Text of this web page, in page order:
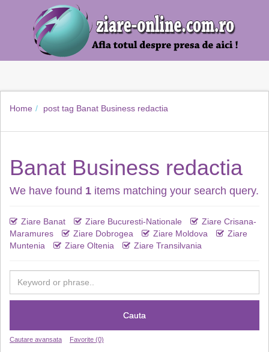
Home post tag Banat Business redactia
Banat Business redactia
We have found 1 items matching your search query.
Ziare Banat Ziare Bucuresti-Nationale
Ziare Crisana-
Maramures
Ziare Dobrogea Ziare Moldova
Ziare
Muntenia
Ziare Oltenia Ziare Transilvania
Cauta
Cautare avansata Favorite (0)